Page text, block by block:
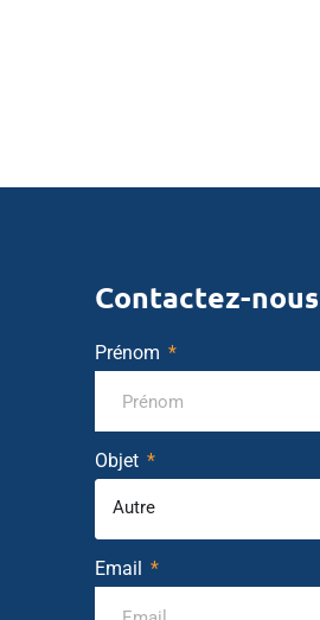
Contactez-nous
Prénom
Objet
Autre
Email